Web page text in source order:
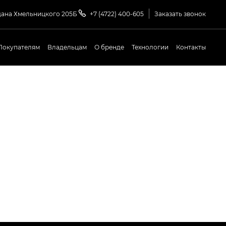
Хмельницкого 205Б +7 (4722) 400-605 Заказать звонок
Владельцам О бренде Технологии Контакты